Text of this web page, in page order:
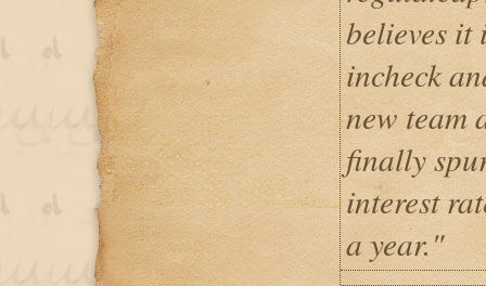
believes it
incheck
new team
finally
interest
a year."